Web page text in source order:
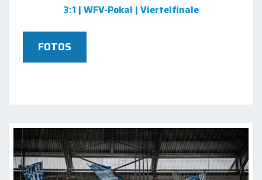
3:1 | WFV-Pokal | Viertelfinale
FOTOS